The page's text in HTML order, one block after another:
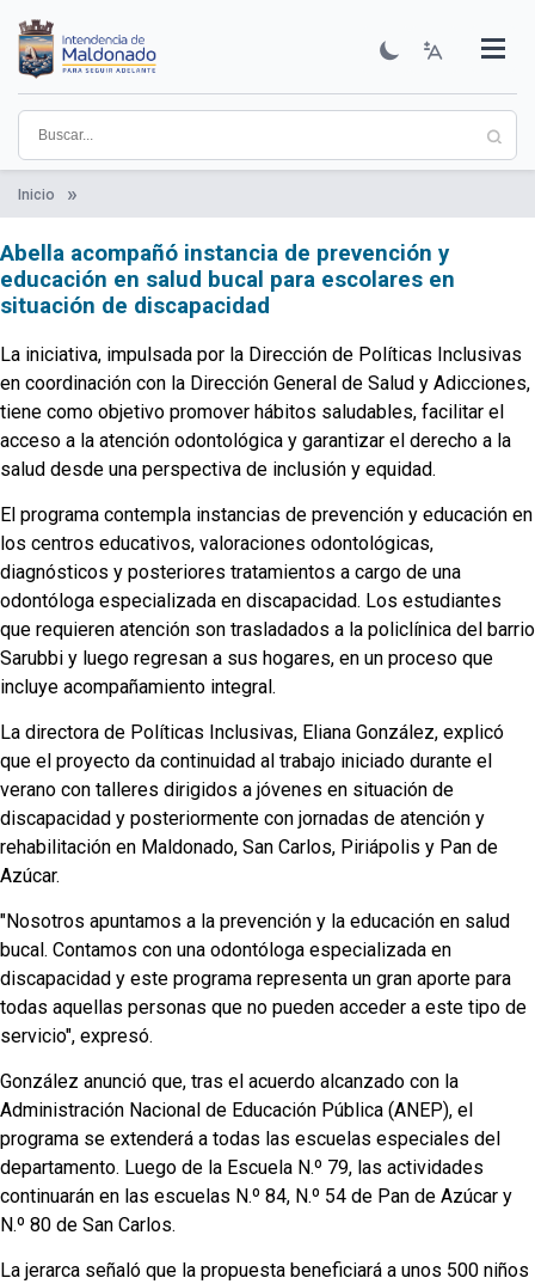
contenido
principal
Institucional
Municipios
Descubre Maldonado
Comunicación
Servicios
Guía De Trámites
Ver Noticias
Inicio
Abella acompañó instancia de prevención y
educación en salud bucal para escolares en
situación de discapacidad
La iniciativa, impulsada por la Dirección de Políticas Inclusivas
en coordinación con la Dirección General de Salud y Adicciones,
tiene como objetivo promover hábitos saludables, facilitar el
acceso a la atención odontológica y garantizar el derecho a la
salud desde una perspectiva de inclusión y equidad.
El programa contempla instancias de prevención y educación en
los centros educativos, valoraciones odontológicas,
diagnósticos y posteriores tratamientos a cargo de una
odontóloga especializada en discapacidad. Los estudiantes
que requieren atención son trasladados a la policlínica del barrio
Sarubbi y luego regresan a sus hogares, en un proceso que
incluye acompañamiento integral.
La directora de Políticas Inclusivas, Eliana González, explicó
que el proyecto da continuidad al trabajo iniciado durante el
verano con talleres dirigidos a jóvenes en situación de
discapacidad y posteriormente con jornadas de atención y
rehabilitación en Maldonado, San Carlos, Piriápolis y Pan de
Azúcar.
"Nosotros apuntamos a la prevención y la educación en salud
bucal. Contamos con una odontóloga especializada en
discapacidad y este programa representa un gran aporte para
todas aquellas personas que no pueden acceder a este tipo de
servicio", expresó.
González anunció que, tras el acuerdo alcanzado con la
Administración Nacional de Educación Pública (ANEP), el
programa se extenderá a todas las escuelas especiales del
departamento. Luego de la Escuela N.º 79, las actividades
continuarán en las escuelas N.º 84, N.º 54 de Pan de Azúcar y
N.º 80 de San Carlos.
La jerarca señaló que la propuesta beneficiará a unos 500 niños